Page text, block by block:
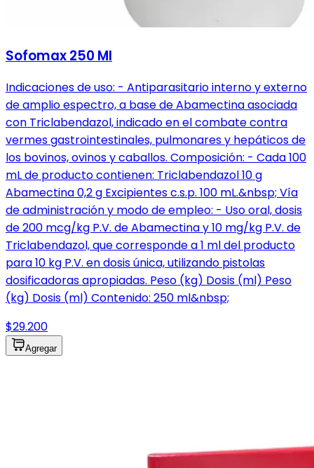
Sofomax 250 Ml
Indicaciones de uso: - Antiparasitario interno y externo
de amplio espectro, a base de Abamectina asociada
con Triclabendazol, indicado en el combate contra
vermes gastrointestinales, pulmonares y hepáticos de
los bovinos, ovinos y caballos. Composición: - Cada 100
mL de producto contienen: Triclabendazol 10 g
Abamectina 0,2 g Excipientes c.s.p. 100 mL.&nbsp; Vía
de administración y modo de empleo: - Uso oral, dosis
de 200 mcg/kg P.V. de Abamectina y 10 mg/kg P.V. de
Triclabendazol, que corresponde a 1 ml del producto
para 10 kg P.V. en dosis única, utilizando pistolas
dosificadoras apropiadas. Peso (kg) Dosis (ml) Peso
(kg) Dosis (ml) Contenido: 250 ml&nbsp;
$29.200
Agregar